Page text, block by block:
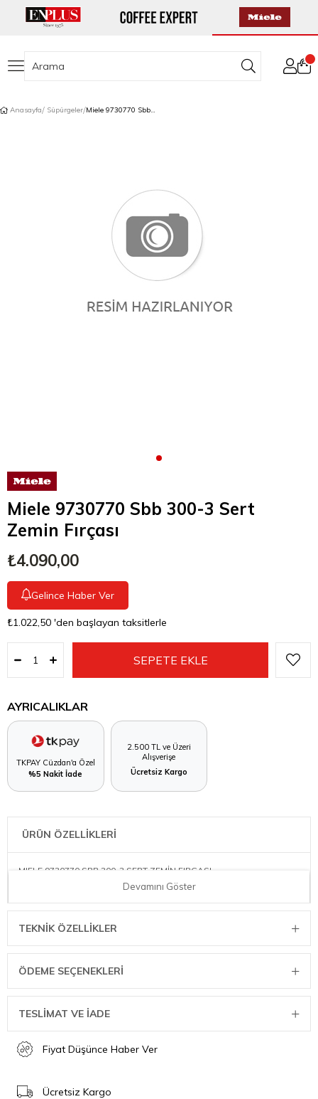
Anasayfa Süpürgeler Miele 9730770 Sbb 300-3 Sert Zemin Fırçası
Miele 9730770 Sbb 300-3 Sert
Zemin Fırçası
₺4.090,00
Gelince Haber Ver
₺1.022,50 'den başlayan taksitlerle
AYRICALIKLAR
TKPAY Cüzdan'a Özel
%5 Nakit İade
2.500 TL ve Üzeri
Alışverişe
Ücretsiz Kargo
ÜRÜN ÖZELLİKLERİ
MIELE 9730770 SBB 300-3 SERT ZEMİN FIRÇASI
Devamını Göster
TEKNIK ÖZELLIKLER
ÖDEME SEÇENEKLERI
TESLİMAT VE İADE
Fiyat Düşünce Haber Ver
Ücretsiz Kargo